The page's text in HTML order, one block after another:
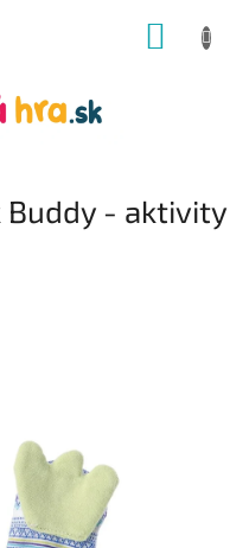
Buddy - aktivity